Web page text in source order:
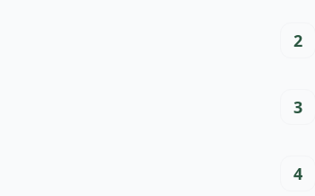
2
3
4